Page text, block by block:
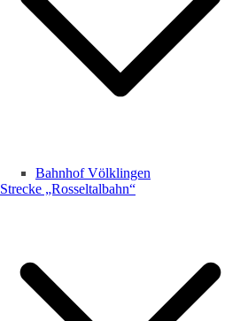
Bahnhof Völklingen
Strecke „Rosseltalbahn“